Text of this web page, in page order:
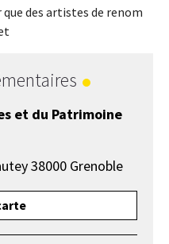
des artistes de renom
et du Patrimoine
38000 Grenoble